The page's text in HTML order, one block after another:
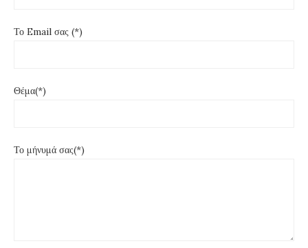
Το Email σας (*)
Θέμα(*)
Το μήνυμά σας(*)